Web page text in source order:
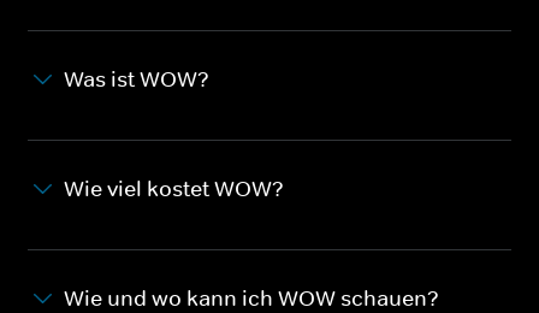
Was ist WOW?
Wie viel kostet WOW?
Wie und wo kann ich WOW schauen?